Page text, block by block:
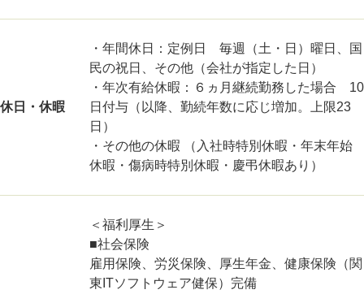
休日・休暇
・年間休日：定例日 毎週（土・日）曜日、国
民の祝日、その他（会社が指定した日）
・年次有給休暇：６ヵ月継続勤務した場合 10
日付与（以降、勤続年数に応じ増加。上限23
日）
・その他の休暇 （入社時特別休暇・年末年始
休暇・傷病時特別休暇・慶弔休暇あり）
＜福利厚生＞
■社会保険
雇用保険、労災保険、厚生年金、健康保険（関
東ITソフトウェア健保）完備